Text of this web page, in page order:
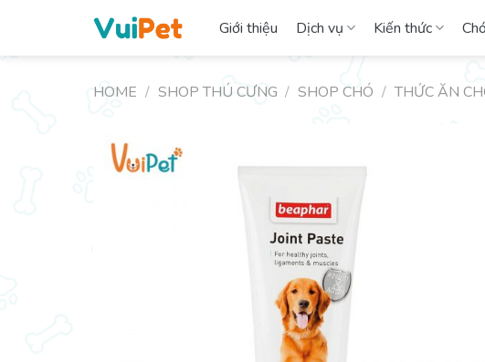
content
Giới thiệu Dịch vụ Kiến thức
HOME / SHOP THÚ CƯNG / SHOP CHÓ / THỨC ĂN